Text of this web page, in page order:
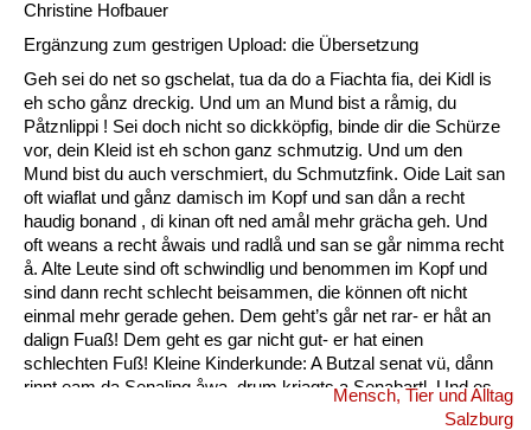
Christine Hofbauer
Ergänzung zum gestrigen Upload: die Übersetzung
Geh sei do net so gschelat, tua da do a Fiachta fia, dei Kidl is
eh scho gånz dreckig. Und um an Mund bist a råmig, du
Påtznlippi ! Sei doch nicht so dickköpfig, binde dir die Schürze
vor, dein Kleid ist eh schon ganz schmutzig. Und um den
Mund bist du auch verschmiert, du Schmutzfink. Oide Lait san
oft wiaflat und gånz damisch im Kopf und san dån a recht
haudig bonand , di kinan oft ned amål mehr grächa geh. Und
oft weans a recht åwais und radlå und san se går nimma recht
å. Alte Leute sind oft schwindlig und benommen im Kopf und
sind dann recht schlecht beisammen, die können oft nicht
einmal mehr gerade gehen. Dem geht’s går net rar- er håt an
dalign Fuaß! Dem geht es gar nicht gut- er hat einen
schlechten Fuß! Kleine Kinderkunde: A Butzal senat vü, dånn
rinnt eam da Senaling åwa, drum kriagts a Senabartl. Und es
is a oft råmig um an Mund. Ein Baby speichelt viel, dann rinnt
Mensch, Tier und Alltag
Salzburg